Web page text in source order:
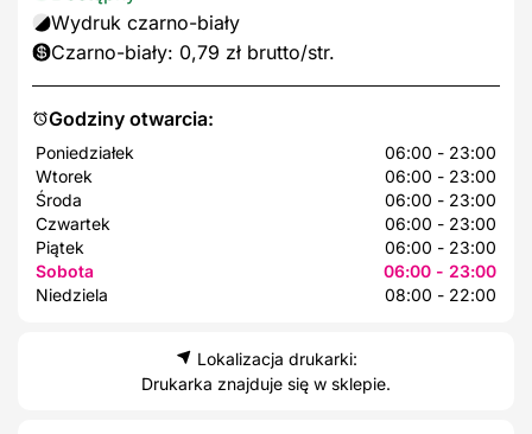
Godziny otwarcia:
Poniedziałek
06:00 - 23:00
Wtorek
06:00 - 23:00
Środa
06:00 - 23:00
Czwartek
06:00 - 23:00
Piątek
06:00 - 23:00
Sobota
06:00 - 23:00
Niedziela
08:00 - 22:00
Wydruk czarno-biały
Czarno-biały: 0,79 zł brutto/str.
Lokalizacja drukarki:
Drukarka znajduje się w sklepie.